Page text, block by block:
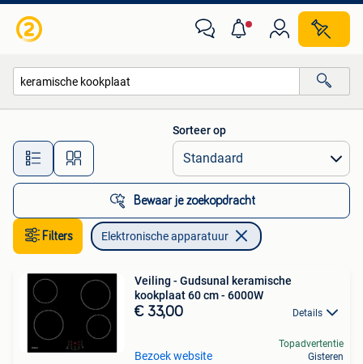
Alle afstanden…
Sorteer op
Bewaar je zoekopdracht
Filters Elektronische apparatuur
Veiling - Gudsunal keramische
kookplaat 60 cm - 6000W
€ 33,00 Details
Bezoek website
Topadvertentie
Gisteren